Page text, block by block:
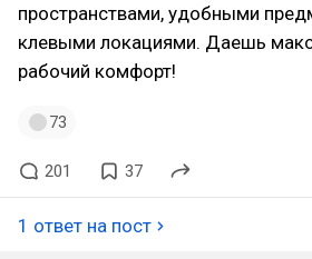
пространствами, удобными
клевыми локациями. Даешь
рабочий комфорт!
73
201 37
1 ответ на пост